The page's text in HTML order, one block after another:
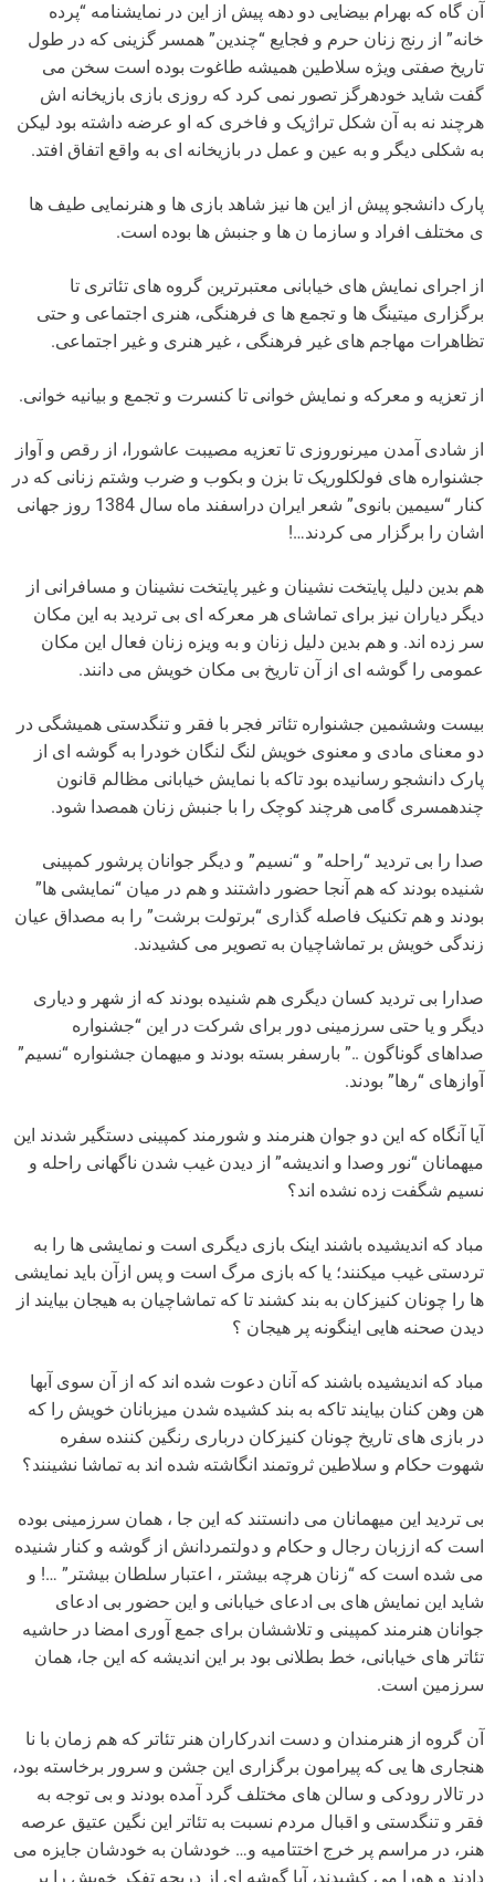
آن گاه که بهرام بیضایی دو دهه پیش از این در نمایشنامه “پرده
خانه” از رنج زنان حرم و فجایع “چندین” همسر گزینی که در طول
تاریخ صفتی ویژه سلاطین همیشه طاغوت بوده است سخن می
گفت شاید خودهرگز تصور نمی کرد که روزی بازی بازیخانه اش
هرچند نه به آن شکل تراژیک و فاخری که او عرضه داشته بود لیکن
به شکلی دیگر و به عین و عمل در بازیخانه ای به واقع اتفاق افتد.
پارک دانشجو پیش از این ها نیز شاهد بازی ها و هنرنمایی طیف ها
ی مختلف افراد و سازما ن ها و جنبش ها بوده است.
از اجرای نمایش های خیابانی معتبرترین گروه های تئاتری تا
برگزاری میتینگ ها و تجمع ها ی فرهنگی، هنری اجتماعی و حتی
تظاهرات مهاجم های غیر فرهنگی ، غیر هنری و غیر اجتماعی.
از تعزیه و معرکه و نمایش خوانی تا کنسرت و تجمع و بیانیه خوانی.
از شادی آمدن میرنوروزی تا تعزیه مصیبت عاشورا، از رقص و آواز
جشنواره های فولکلوریک تا بزن و بکوب و ضرب وشتم زنانی که در
کنار “سیمین بانوی” شعر ایران دراسفند ماه سال 1384 روز جهانی
اشان را برگزار می کردند…!
هم بدین دلیل پایتخت نشینان و غیر پایتخت نشینان و مسافرانی از
دیگر دیاران نیز برای تماشای هر معرکه ای بی تردید به این مکان
سر زده اند. و هم بدین دلیل زنان و به ویزه زنان فعال این مکان
عمومی را گوشه ای از آن تاریخ بی مکان خویش می دانند.
بیست وششمین جشنواره تئاتر فجر با فقر و تنگدستی همیشگی در
دو معنای مادی و معنوی خویش لنگ لنگان خودرا به گوشه ای از
پارک دانشجو رسانیده بود تاکه با نمایش خیابانی مظالم قانون
چندهمسری گامی هرچند کوچک را با جنبش زنان همصدا شود.
صدا را بی تردید “راحله” و “نسیم” و دیگر جوانان پرشور کمپینی
شنیده بودند که هم آنجا حضور داشتند و هم در میان “نمایشی ها”
بودند و هم تکنیک فاصله گذاری “برتولت برشت” را به مصداق عیان
زندگی خویش بر تماشاچیان به تصویر می کشیدند.
صدارا بی تردید کسان دیگری هم شنیده بودند که از شهر و دیاری
دیگر و یا حتی سرزمینی دور برای شرکت در این “جشنواره
صداهای گوناگون ..” بارسفر بسته بودند و میهمان جشنواره “نسیم”
آوازهای “رها” بودند.
آیا آنگاه که این دو جوان هنرمند و شورمند کمپینی دستگیر شدند این
میهمانان “نور وصدا و اندیشه” از دیدن غیب شدن ناگهانی راحله و
نسیم شگفت زده نشده اند؟
مباد که اندیشیده باشند اینک بازی دیگری است و نمایشی ها را به
تردستی غیب میکنند؛ یا که بازی مرگ است و پس ازآن باید نمایشی
ها را چونان کنیزکان به بند کشند تا که تماشاچیان به هیجان بیایند از
دیدن صحنه هایی اینگونه پر هیجان ؟
مباد که اندیشیده باشند که آنان دعوت شده اند که از آن سوی آبها
هن وهن کنان بیایند تاکه به بند کشیده شدن میزبانان خویش را که
در بازی های تاریخ چونان کنیزکان درباری رنگین کننده سفره
شهوت حکام و سلاطین ثروتمند انگاشته شده اند به تماشا نشینند؟
بی تردید این میهمانان می دانستند که این جا ، همان سرزمینی بوده
است که اززبان رجال و حکام و دولتمردانش از گوشه و کنار شنیده
می شده است که “زنان هرچه بیشتر ، اعتبار سلطان بیشتر” …! و
شاید این نمایش های بی ادعای خیابانی و این حضور بی ادعای
جوانان هنرمند کمپینی و تلاششان برای جمع آوری امضا در حاشیه
تئاتر های خیابانی، خط بطلانی بود بر این اندیشه که این جا، همان
سرزمین است.
آن گروه از هنرمندان و دست اندرکاران هنر تئاتر که هم زمان با نا
هنجاری ها یی که پیرامون برگزاری این جشن و سرور برخاسته بود،
در تالار رودکی و سالن های مختلف گرد آمده بودند و بی توجه به
فقر و تنگدستی و اقبال مردم نسبت به تئاتر این نگین عتیق عرصه
هنر، در مراسم پر خرج اختتامیه و… خودشان به خودشان جایزه می
دادند و هورا می کشیدند، آیا گوشه ای از دریچه تفکر خویش را بر